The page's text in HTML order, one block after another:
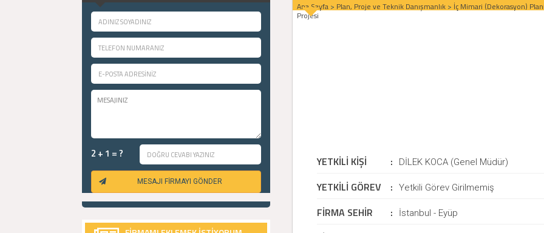
2 + 1 = ?
MESAJI FİRMAYI GÖNDER
Ana Sayfa > Plan, Proje ve Teknik Danışmanlık> İç Mimari (Dekorasyon)
Projesi
YETKİLİ KİŞİ : DİLEK KOCA (Genel Müdür)
YETKİLİ GÖREV : Yetkili Görev Girilmemiş
FİRMA SEHİR : İstanbul - Eyüp